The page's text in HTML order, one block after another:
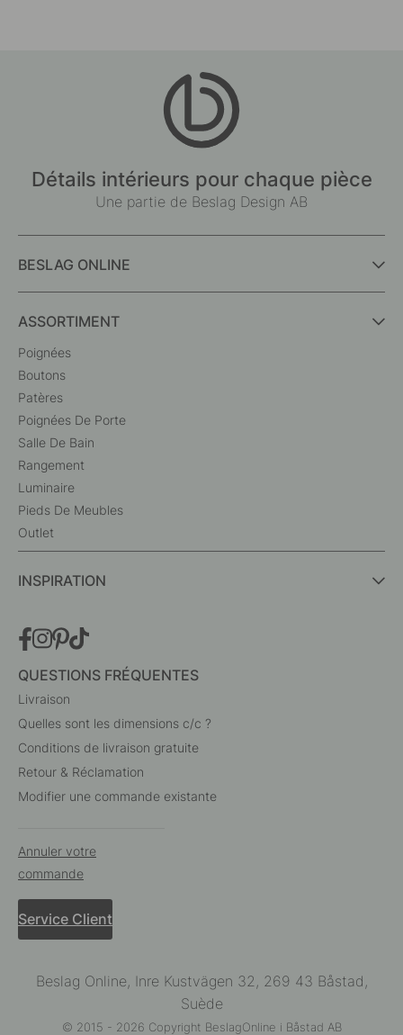
Détails intérieurs pour chaque pièce
Une partie de Beslag Design AB
BESLAG ONLINE
ASSORTIMENT
Poignées
Boutons
Patères
Poignées De Porte
Salle De Bain
Rangement
Luminaire
Pieds De Meubles
Outlet
INSPIRATION
QUESTIONS FRÉQUENTES
Livraison
Quelles sont les dimensions c/c ?
Conditions de livraison gratuite
Retour & Réclamation
Modifier une commande existante
Annuler votre
commande
Service Client
Beslag Online, Inre Kustvägen 32, 269 43 Båstad,
Suède
© 2015 - 2026 Copyright BeslagOnline i Båstad AB